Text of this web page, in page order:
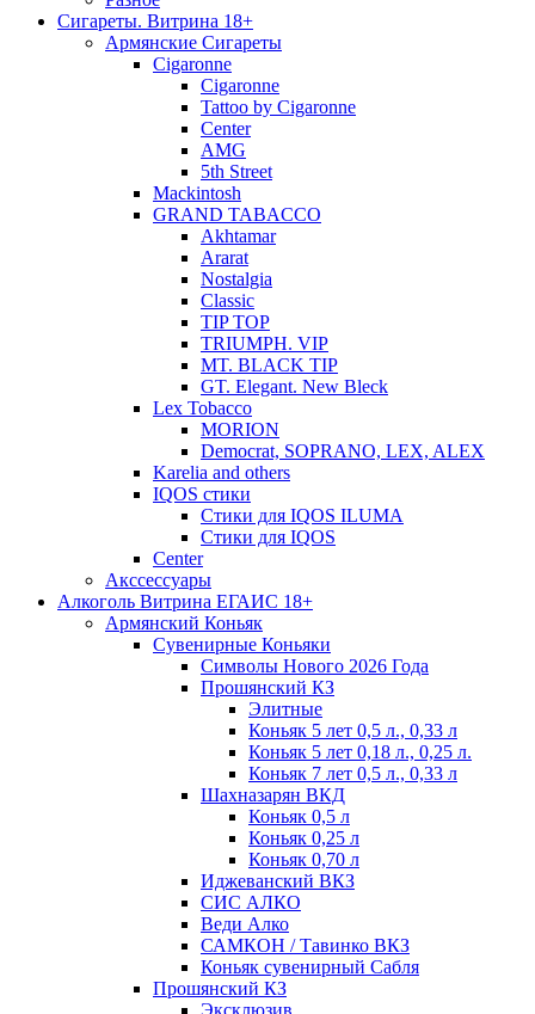
Сигареты. Витрина 18+
Армянские Сигареты
Cigaronne
Cigaronne
Tattoo by Cigaronne
Center
AMG
5th Street
Mackintosh
GRAND TABACCO
Akhtamar
Ararat
Nostalgia
Classic
TIP TOP
TRIUMPH. VIP
MT. BLACK TIP
GT. Elegant. New Bleck
Lex Tobacco
MORION
Democrat, SOPRANO, LEX, ALEX
Karelia and others
IQOS стики
Стики для IQOS ILUMA
Стики для IQOS
Сenter
Акссессуары
Алкоголь Витрина ЕГАИС 18+
Армянский Коньяк
Сувенирные Коньяки
Символы Нового 2026 Года
Прошянский КЗ
Элитные
Коньяк 5 лет 0,5 л., 0,33 л
Коньяк 5 лет 0,18 л., 0,25 л.
Коньяк 7 лет 0,5 л., 0,33 л
Шахназарян ВКД
Коньяк 0,5 л
Коньяк 0,25 л
Коньяк 0,70 л
Иджеванский ВКЗ
СИС АЛКО
Веди Алко
САМКОН / Тавинко ВКЗ
Коньяк сувенирный Сабля
Прошянский КЗ
Эксклюзив